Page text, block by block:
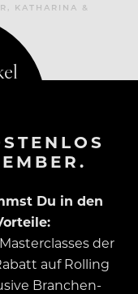
KATHARINA &
Du in den
der
auf Rolling
Branchen-